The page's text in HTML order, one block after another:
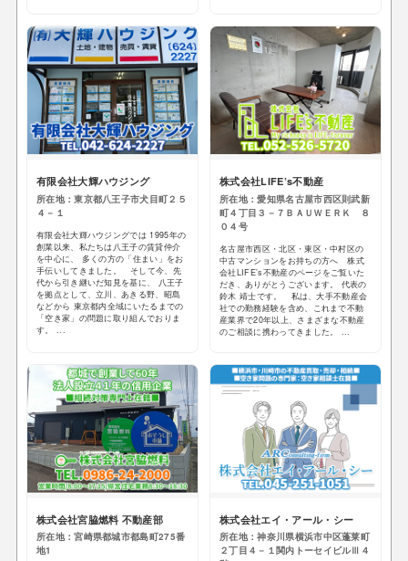
有限会社大輝ハウジング
所在地：東京都八王子市犬目町２５
４－１
有限会社大輝ハウジングでは 1995年の
創業以来、私たちは八王子の賃貸仲介
を中心に、 多くの方の「住まい」をお
手伝いしてきました。 そして今、先
代から引き継いだ知見を基に、 八王子
を拠点として、立川、あきる野、昭島
などから 東京都内全域にいたるまでの
「空き家」の問題に取り組んでおりま
す。 ...
株式会社LIFE’s不動産
所在地：愛知県名古屋市西区則武新
町４丁目３－７ＢＡＵＷＥＲＫ ８
０４号
名古屋市西区・北区・東区・中村区の
中古マンションをお持ちの方へ 株式
会社LIFE’s不動産のページをご覧いた
だき、ありがとうございます。 代表の
鈴木 靖士です。 私は、大手不動産会
社での勤務経験を含め、これまで不動
産業界で20年以上、さまざまな不動産
のご相談に携わってきました。 ...
株式会社宮脇燃料 不動産部
所在地：宮崎県都城市都島町275番
地1
株式会社エイ・アール・シー
所在地：神奈川県横浜市中区蓬莱町
２丁目４－１関内トーセイビルⅢ４